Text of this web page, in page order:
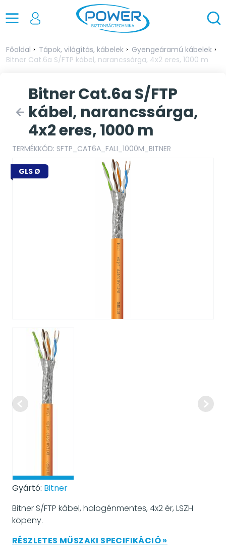
Főoldal Tápok, világítás, kábelek
Gyengeáramú kábelek
Bitner Cat.6a S/FTP kábel, narancssárga, 4x2 eres, 1000 m
Bitner Cat.6a S/FTP
kábel, narancssárga,
4x2 eres, 1000 m
TERMÉKKÓD: SFTP_CAT6A_FALI_1000M_BITNER
GLS Ø
Gyártó: Bitner
Bitner S/FTP kábel, halogénmentes, 4x2 ér, LSZH
köpeny.
RÉSZLETES MŰSZAKI SPECIFIKÁCIÓ »